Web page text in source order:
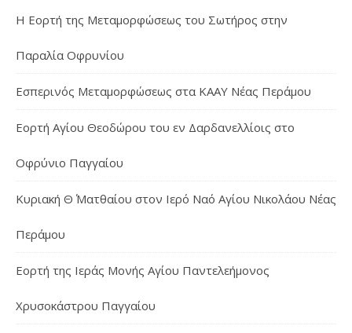
Η Εορτή της Μεταμορφώσεως του Σωτήρος στην
Παραλία Οφρυνίου
Εσπερινός Μεταμορφώσεως στα ΚΑΑΥ Νέας Περάμου
Εορτή Αγίου Θεοδώρου του εν Δαρδανελλίοις στο
Οφρύνιο Παγγαίου
Κυριακή Θ΄ Ματθαίου στον Ιερό Ναό Αγίου Νικολάου Νέας
Περάμου
Εορτή της Ιεράς Μονής Αγίου Παντελεήμονος
Χρυσοκάστρου Παγγαίου